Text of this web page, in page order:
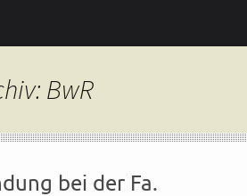
BwR
bei der Fa.